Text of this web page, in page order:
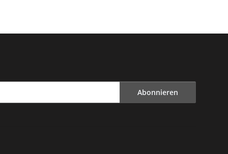
Abonnieren